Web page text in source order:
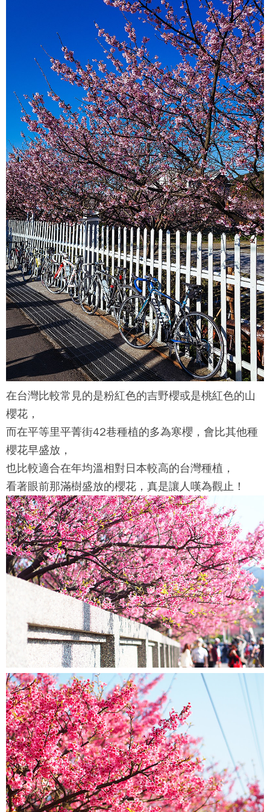
在台灣比較常見的是粉紅色的吉野櫻或是桃紅色的山
櫻花，
而在平等里平菁街42巷種植的多為寒櫻，會比其他種
櫻花早盛放，
也比較適合在年均溫相對日本較高的台灣種植，
看著眼前那滿樹盛放的櫻花，真是讓人嘆為觀止！